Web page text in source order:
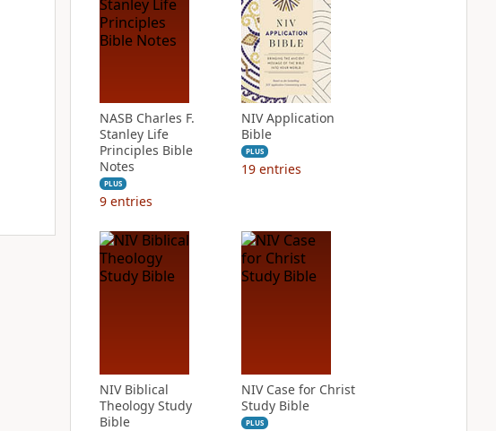
NASB Charles F.
Stanley Life
Principles Bible
Notes
PLUS
9 entries
NIV Application
Bible
PLUS
19 entries
NIV Biblical
Theology Study
Bible
NIV Case for Christ
Study Bible
PLUS